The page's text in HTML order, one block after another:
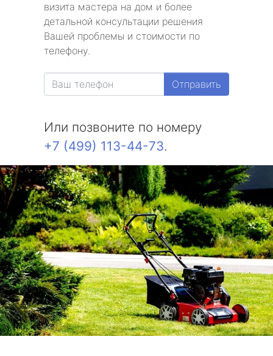
визита мастера на дом и более
детальной консультации решения
Вашей проблемы и стоимости по
телефону.
Отправить
Или позвоните по номеру
+7 (499) 113-44-73.